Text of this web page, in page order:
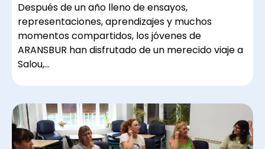
Después de un año lleno de ensayos,
representaciones, aprendizajes y muchos
momentos compartidos, los jóvenes de
ARANSBUR han disfrutado de un merecido viaje a
Salou,…